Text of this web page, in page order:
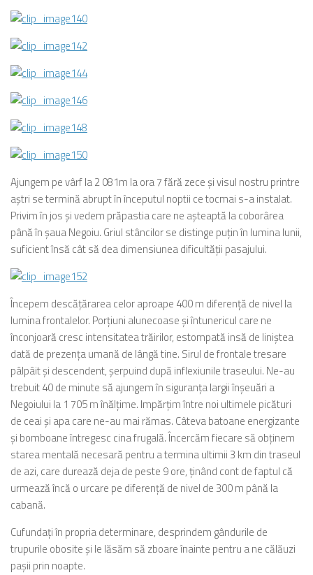
Ajungem pe vârf la 2 081m la ora 7 fără zece şi visul nostru printre
aştri se termină abrupt în începutul noptii ce tocmai s-a instalat.
Privim în jos şi vedem prăpastia care ne aşteaptă la coborârea
până în şaua Negoiu. Griul stâncilor se distinge puţin în lumina lunii,
suficient însă cât să dea dimensiunea dificultăţii pasajului.
Începem descăţărarea celor aproape 400 m diferenţă de nivel la
lumina frontalelor. Porţiuni alunecoase şi întunericul care ne
înconjoară cresc intensitatea trăirilor, estompată insă de liniştea
dată de prezenţa umană de lângă tine. Sirul de frontale tresare
pâlpâit şi descendent, şerpuind după inflexiunile traseului. Ne-au
trebuit 40 de minute să ajungem în siguranţa largii înşeuări a
Negoiului la 1 705 m înălţime. Impărţim între noi ultimele picături
de ceai şi apa care ne-au mai rămas. Câteva batoane energizante
şi bomboane întregesc cina frugală. Încercăm fiecare să obţinem
starea mentală necesară pentru a termina ultimii 3 km din traseul
de azi, care durează deja de peste 9 ore, ţinând cont de faptul că
urmează încă o urcare pe diferenţă de nivel de 300 m până la
cabană.
Cufundaţi în propria determinare, desprindem gândurile de
trupurile obosite şi le lăsăm să zboare înainte pentru a ne călăuzi
paşii prin noapte.